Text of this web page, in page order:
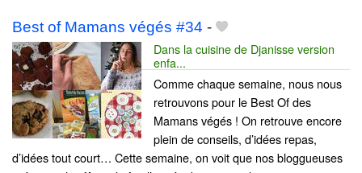
Best of Mamans végés #34 -
Dans la cuisine de Djanisse version
enfa...
Comme chaque semaine, nous nous
retrouvons pour le Best Of des
Mamans végés ! On retrouve encore
plein de conseils, d’idées repas,
d’idées tout court… Cette semaine, on voit que nos bloggueuses